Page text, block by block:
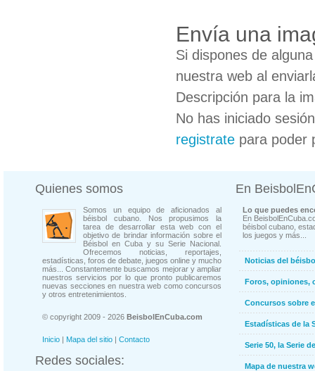
Envía una
Si dispones de
nuestra web al
Descripción para la
No has iniciado
registrate para poder
Quienes somos
Somos un equipo de aficionados al
béisbol cubano. Nos propusimos la
tarea de desarrollar esta web con el
objetivo de brindar información sobre el
Béisbol en Cuba y su Serie Nacional.
Ofrecemos noticias, reportajes,
estadísticas, foros de debate, juegos online y mucho
más... Constantemente buscamos mejorar y ampliar
nuestros servicios por lo que pronto publicaremos
nuevas secciones en nuestra web como concursos
y otros entretenimientos.
© copyright 2009 - 2026 BeisbolEnCuba.com
Inicio | Mapa del sitio | Contacto
Redes sociales:
En
Lo que puedes
En
béisbol cubano,
los juegos y más...
Noticias del
Foros, opiniones,
Concursos sobre
Estadísticas de la
Serie 50, la Serie
Mapa de nuestra